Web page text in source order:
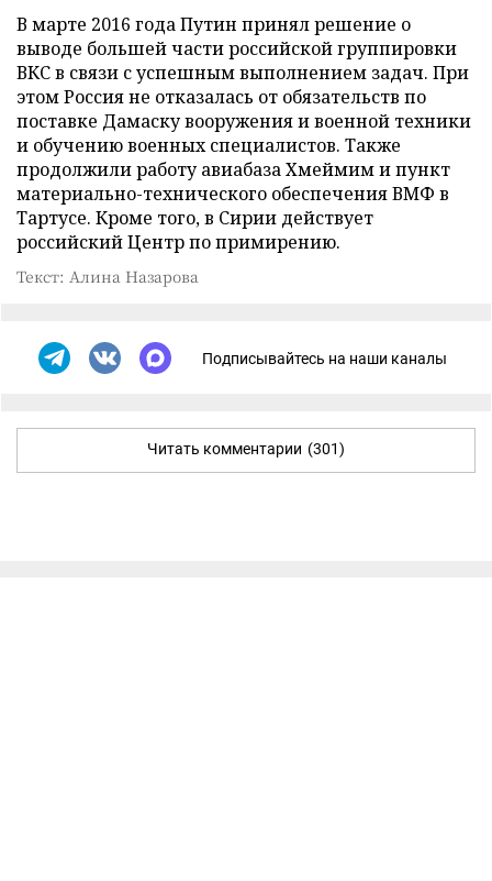
В марте 2016 года Путин принял решение о
выводе большей части российской группировки
ВКС в связи с успешным выполнением задач. При
этом Россия не отказалась от обязательств по
поставке Дамаску вооружения и военной техники
и обучению военных специалистов. Также
продолжили работу авиабаза Хмеймим и пункт
материально-технического обеспечения ВМФ в
Тартусе. Кроме того, в Сирии действует
российский Центр по примирению.
Текст: Алина Назарова
Подписывайтесь на наши каналы
Читать комментарии (301)